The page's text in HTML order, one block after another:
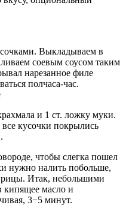
Выкладываем в
соевым соусом таким
нарезанное филе
полчаса-час.
и 1 ст. ложку муки.
кусочки покрылись
чтобы слегка пошел
нужно налить побольше,
Итак, небольшими
масло и
3−5 минут.